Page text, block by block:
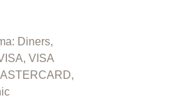
Diners,
VISA